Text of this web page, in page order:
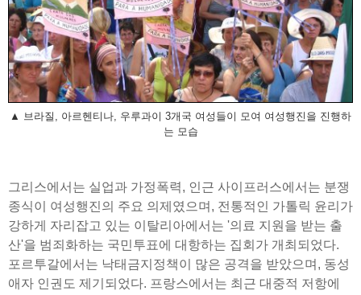
▲ 브라질, 아르헨티나, 우루과이 3개국 여성들이 모여 여성행진을 진행하
는 모습
그리스에서는 실업과 가정폭력, 인근 사이프러스에서는 분쟁
종식이 여성행진의 주요 의제였으며, 전통적인 가톨릭 윤리가
강하게 자리잡고 있는 이탈리아에서는 '의료 지원을 받는 출
산'을 범죄화하는 국민투표에 대항하는 집회가 개최되었다.
포르투갈에서는 낙태금지정책이 많은 공격을 받았으며, 동성
애자 인권도 제기되었다. 프랑스에서는 최근 대중적 저항에